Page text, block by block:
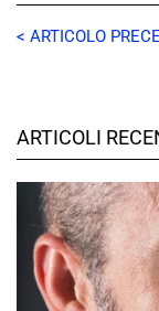
< ARTICOLO
ARTICOLI